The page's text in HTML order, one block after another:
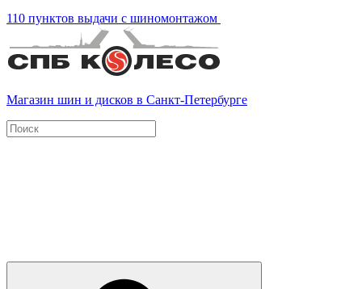
110 пунктов выдачи с шиномонтажом
Магазин шин и дисков в Санкт-Петербурге